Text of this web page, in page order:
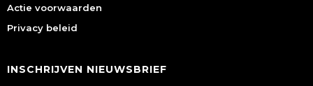
Actie voorwaarden
Privacy beleid
INSCHRIJVEN NIEUWSBRIEF